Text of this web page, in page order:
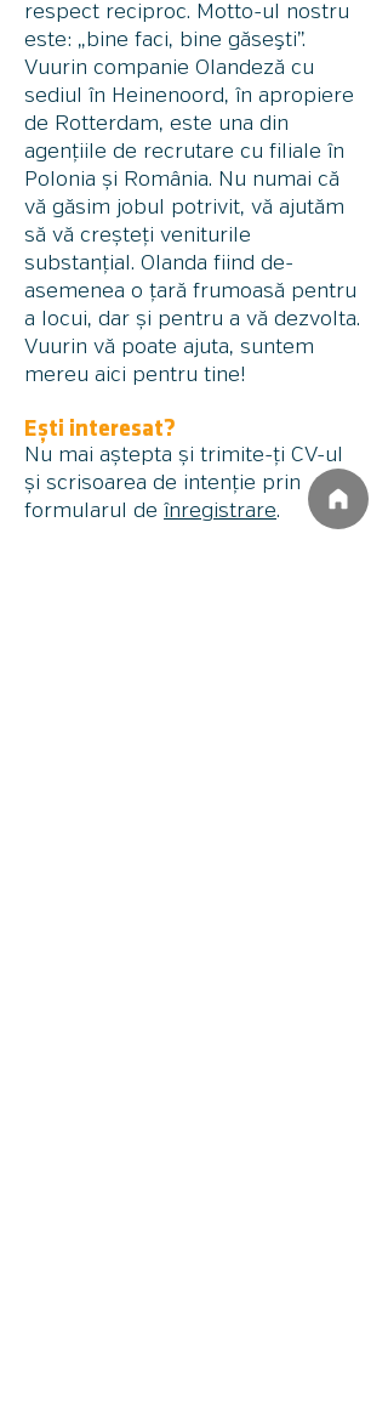
respect reciproc. Motto-ul nostru
este: „bine faci, bine găseşti”.
Vuurin companie Olandeză cu
sediul în Heinenoord, în apropiere
de Rotterdam, este una din
agențiile de recrutare cu filiale în
Polonia și România. Nu numai că
vă găsim jobul potrivit, vă ajutăm
să vă creșteți veniturile
substanțial. Olanda fiind de-
asemenea o țară frumoasă pentru
a locui, dar și pentru a vă dezvolta.
Vuurin vă poate ajuta, suntem
mereu aici pentru tine!
Ești interesat?
Nu mai aștepta și trimite-ți CV-ul
și scrisoarea de intenție prin
formularul de înregistrare.